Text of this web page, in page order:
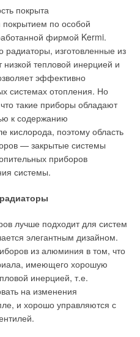
покрыта
по особой
фирмой Kermi.
радиаторы, изготовленные из
тепловой инерцией и
эффективно
системах отопления. Но
такие приборы обладают
к содержанию
кислорода, поэтому область
— закрытые системы
приборов
системы.
лучше подходит для систем
элегантным дизайном.
из алюминия в том, что
имеющего хорошую
инерцией, т.е.
на изменения
и хорошо управляются с
в качество и
дополнительные затраты.
среда стоит
в виде увеличения
и предоставление
занятым на вредных
защиты, на
случаев и
за дни, потерянные для
того, вредные и опасные
жилых зданиях
потоков и типов
энергоэффективность
центров обработки
новые приточно-
их подробно.
повышения температуры
котлом устанавливаются
котел, как показано на
К3 примерно на 30%
К2. При помощи
поддерживает необходимую
на входе котла.
схеме (рис. 2) позволяет:
минимальную
входе котла;
переменный характер;
теплоноситель.
нагрузок котельной
Это действительно
схемах котельных